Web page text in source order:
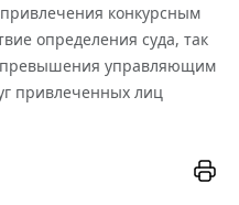
конкурсным
определения суда, так
превышения управляющим
привлеченных лиц